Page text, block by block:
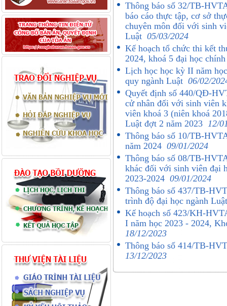
Thông báo số 32/TB-
báo cáo thực tập, cơ sở
chuyên môn đối với sinh
Luật 05/03/2024
Kế hoạch tổ chức thi kết
2024, khoá 5 đại học
Lịch học học kỳ II năm
quy ngành Luật 06/02/
Quyết định số 440/QĐ-
cử nhân đối với sinh viên
viên khoá 3 (niên khoá
Luật đợt 2 năm 2023 12/
Thông báo số 10/TB-
năm 2024 09/01/2024
Thông báo số 08/TB-
khác đối với sinh viên đại
2023-2024 09/01/2024
Thông báo số 437/TB-
trình độ đại học ngành
Kế hoạch số 423/KH-
I năm học 2023 - 2024,
18/12/2023
Thông báo số 414/TB-
13/12/2023